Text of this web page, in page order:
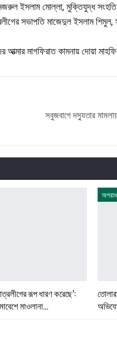
ইসলাম মোল্লা, মুক্তিযুদ্ধ
সভাপতি মাজেদুল ইসলাম শিমুল,
মাগফিরাত কামনায় দোয়া
সবুজবাগে দস্যুতার
রূপ ধারণ করেছে’:
মাওলানা…
অপরাধ